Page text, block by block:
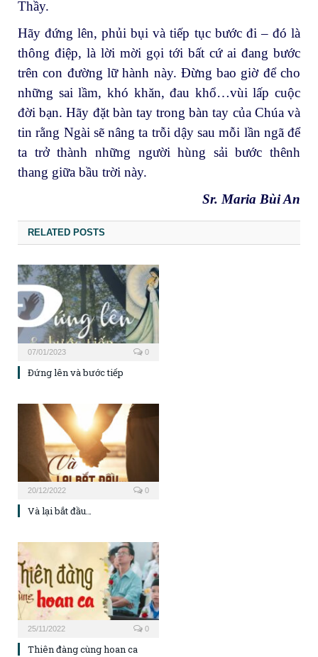
Thầy.
Hãy đứng lên, phủi bụi và tiếp tục bước đi – đó là
thông điệp, là lời mời gọi tới bất cứ ai đang bước
trên con đường lữ hành này. Đừng bao giờ để cho
những sai lầm, khó khăn, đau khổ…vùi lấp cuộc
đời bạn. Hãy đặt bàn tay trong bàn tay của Chúa và
tin rằng Ngài sẽ nâng ta trỗi dậy sau mỗi lần ngã để
ta trở thành những người hùng sải bước thênh
thang giữa bầu trời này.
Sr. Maria Bùi An
RELATED POSTS
07/01/2023 0
Đứng lên và bước tiếp
20/12/2022 0
Và lại bắt đầu…
25/11/2022 0
Thiên đàng cùng hoan ca